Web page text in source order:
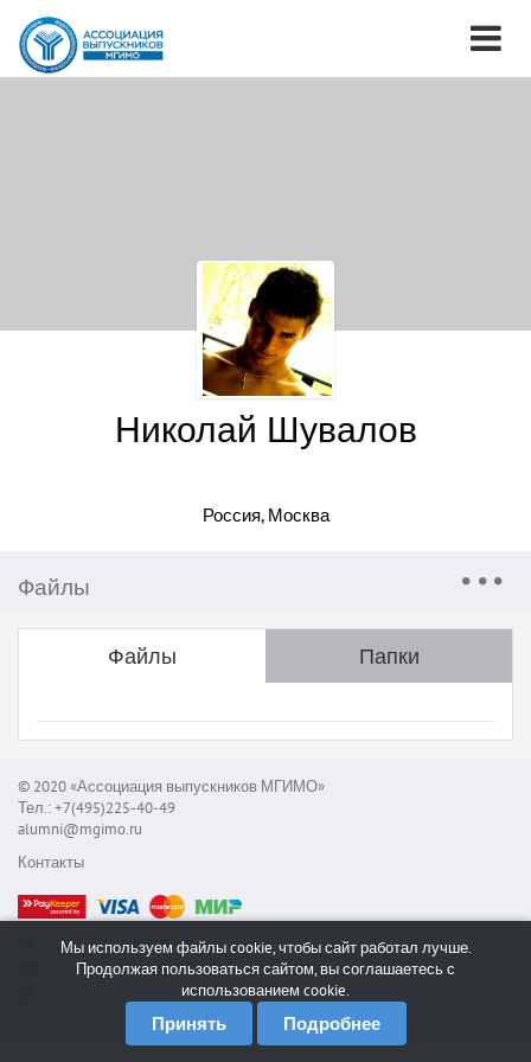
Николай Шувалов
Россия, Москва
Файлы
Файлы Папки
© 2020 «Ассоциация выпускников МГИМО»
Тел.: +7(495)225-40-49
alumni@mgimo.ru
Контакты
Сообщить об ошибке
Служба поддержки
Мы используем файлы cookie, чтобы сайт работал лучше.
Продолжая пользоваться сайтом, вы соглашаетесь с
использованием cookie.
Принять Подробнее